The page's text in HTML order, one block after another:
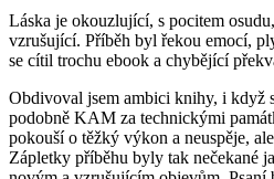
Láska je okouzlující, s pocitem
vzrušující. Příběh byl řekou emocí,
se cítil trochu ebook a chybějící
Obdivoval jsem ambici knihy, i když
podobně KAM za technickými
pokouší o těžký výkon a neuspěje,
Zápletky příběhu byly tak nečekané